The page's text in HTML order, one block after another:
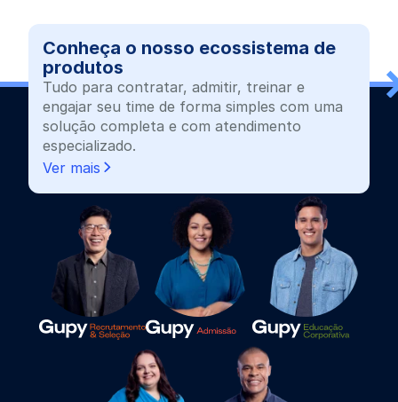
Conheça o nosso ecossistema de
produtos
Tudo para contratar, admitir, treinar e
engajar seu time de forma simples com uma
solução completa e com atendimento
especializado.
Ver mais